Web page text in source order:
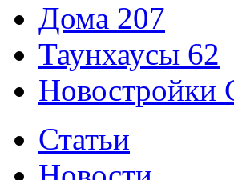
Дома 207
Таунхаусы 62
Новостройки
Статьи